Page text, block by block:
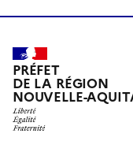
PRÉFET
DE LA RÉGION
NOUVELLE-